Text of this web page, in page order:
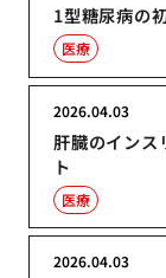
1型糖尿病の
医療
肝臓のインス
ト
2026.04.03
医療
2026.04.03